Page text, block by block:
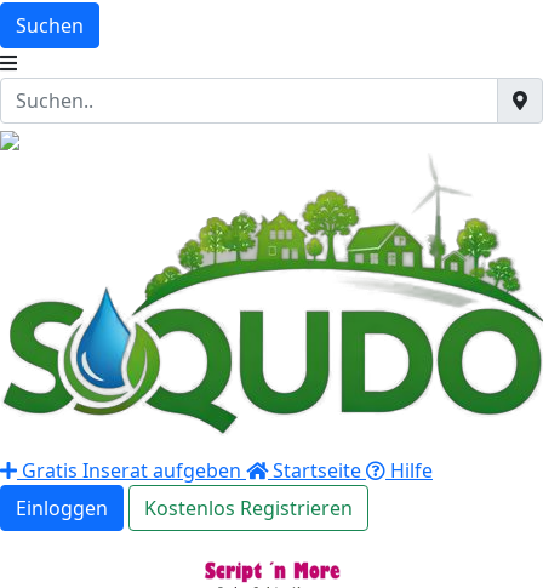
Suchen
Gratis Inserat aufgeben Startseite
Hilfe
Einloggen
Kostenlos Registrieren